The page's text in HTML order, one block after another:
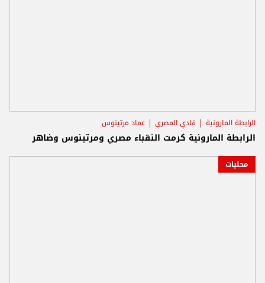
الرابطة المارونية فادي المصري عماد مرتينوس
الرابطة المارونية كرمت النقباء مصري ومرتينوس وضاهر
محليات